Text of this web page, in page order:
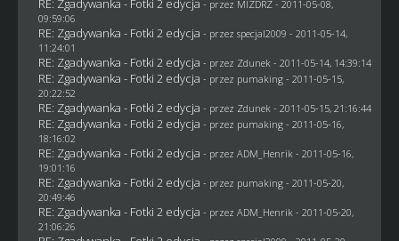
RE: Zgadywanka - Fotki 2 edycja - przez MIZDRZ- 2011-05-08,
09:59:06
RE: Zgadywanka - Fotki 2 edycja - przez specjal2009 - 2011-05-14,
11:24:01
RE: Zgadywanka - Fotki 2 edycja - przez Zdunek - 2011-05-14, 14:39:14
RE: Zgadywanka - Fotki 2 edycja - przez pumaking- 2011-05-15,
20:22:52
RE: Zgadywanka - Fotki 2 edycja - przez Zdunek - 2011-05-15, 21:16:44
RE: Zgadywanka - Fotki 2 edycja - przez pumaking- 2011-05-16,
18:16:02
RE: Zgadywanka - Fotki 2 edycja - przez ADM_Henrik - 2011-05-16,
19:01:16
RE: Zgadywanka - Fotki 2 edycja - przez pumaking- 2011-05-20,
20:49:46
RE: Zgadywanka - Fotki 2 edycja - przez ADM_Henrik - 2011-05-20,
21:06:26